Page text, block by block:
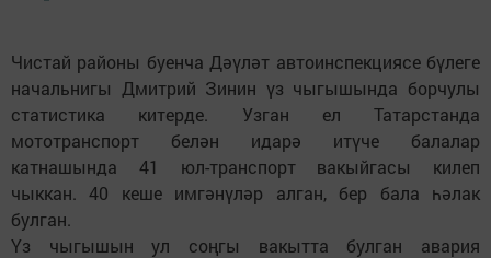
Чистай районы буенча Дәүләт автоинспекциясе бүлеге
начальнигы Дмитрий Зинин үз чыгышында борчулы
статистика китерде. Узган ел Татарстанда
мототранспорт белән идарә итүче балалар
катнашында 41 юл-транспорт вакыйгасы килеп
чыккан. 40 кеше имгәнүләр алган, бер бала һәлак
булган.
Үз чыгышын ул соңгы вакытта булган авария